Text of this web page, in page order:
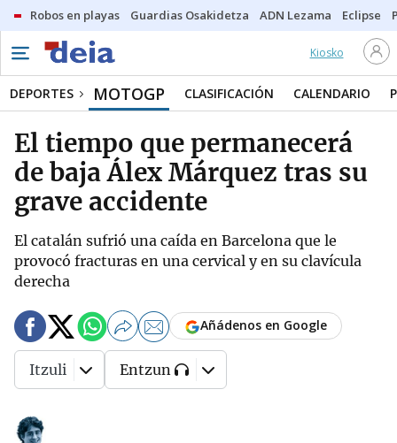
Robos en playas Guardias Osakidetza ADN Lezama Eclipse
Kiosko
DEPORTES MOTOGP CLASIFICACIÓN CALENDARIO
El tiempo que permanecerá
de baja Álex Márquez tras su
grave accidente
El catalán sufrió una caída en Barcelona que le
provocó fracturas en una cervical y en su clavícula
derecha
Añádenos en Google
Itzuli Entzun